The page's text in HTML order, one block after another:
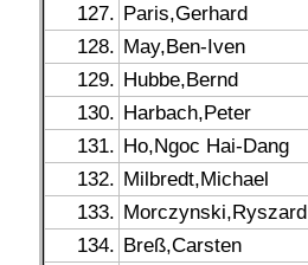
127. Paris,Gerhard
128. May,Ben-Iven
129. Hubbe,Bernd
130. Harbach,Peter
131. Ho,Ngoc Hai-Dang
132. Milbredt,Michael
133. Morczynski,Ryszard
134. Breß,Carsten